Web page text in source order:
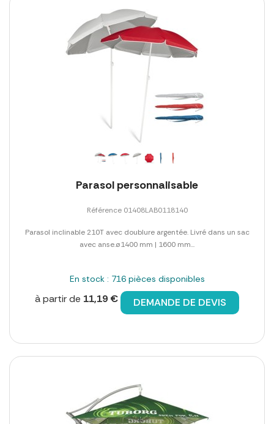
Parasol personnalisable
Référence 01408LAB0118140
Parasol inclinable 210T avec doublure argentée. Livré dans un sac
avec anse.ø1400 mm | 1600 mm...
En stock : 716 pièces disponibles
à partir de 11,19 € DEMANDE DE DEVIS